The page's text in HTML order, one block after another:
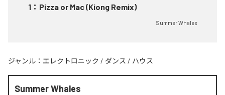
1 ： Pizza or Mac (Kiong Remix)
Summer Whales
ジャンル： エレクトロニック / ダンス / ハウス
Summer Whales